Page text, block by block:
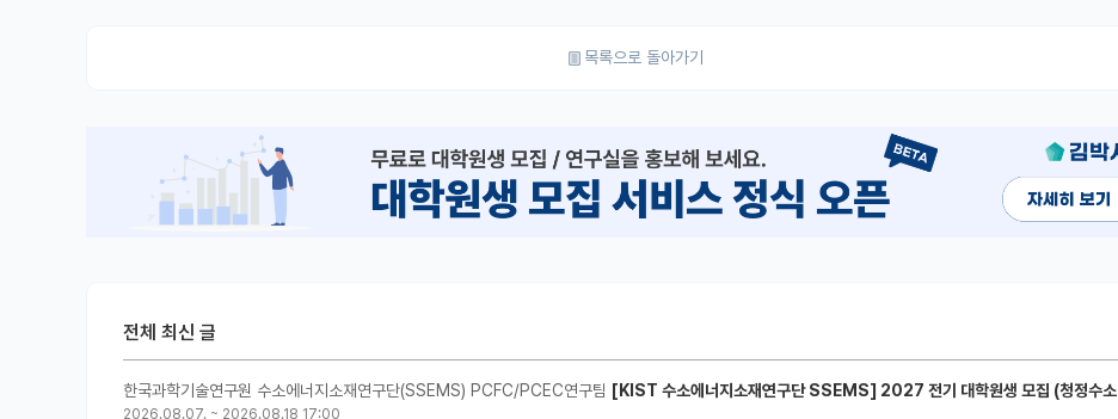
목록으로 돌아가기
전체 최신 글
한국과학기술연구원 수소에너지소재연구단(SSEMS) PCFC/PCEC연구팀 [KIST 수소에너지소재연구단 SSEMS] 2027 전기 대학원생 모집 (청정수소 생산/활용을 위한 프로톤 세라믹 전지)
2026.08.07. ~ 2026.08.18 17:00